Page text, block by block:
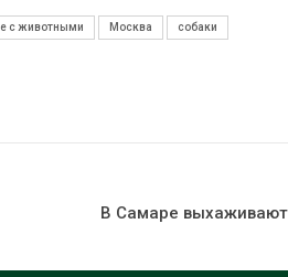
с животными Москва собаки
В Самаре